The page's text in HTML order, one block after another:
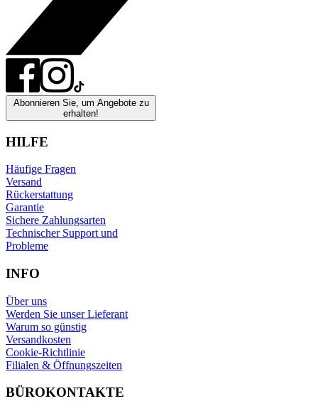
Abonnieren Sie, um Angebote zu
erhalten!
HILFE
Häufige Fragen
Versand
Rückerstattung
Garantie
Sichere Zahlungsarten
Technischer Support und
Probleme
INFO
Über uns
Werden Sie unser Lieferant
Warum so günstig
Versandkosten
Cookie-Richtlinie
Filialen & Öffnungszeiten
BÜROKONTAKTE